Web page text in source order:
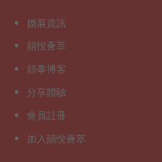
婚展資訊
囍悅薈萃
囍事博客
分享體驗
會員註冊
加入囍悅薈萃